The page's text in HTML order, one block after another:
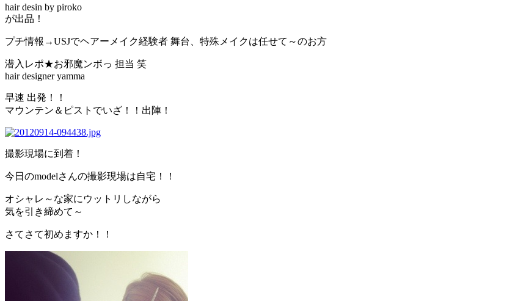
hair desin by piroko
が出品！
プチ情報→USJでヘアーメイク経験者 舞台、特殊メイクは任せて～のお方
潜入レポ★お邪魔ンボっ 担当 笑
hair designer yamma
早速 出発！！
マウンテン＆ピストでいざ！！出陣！
撮影現場に到着！
今日のmodelさんの撮影現場は自宅！！
オシャレ～な家にウットリしながら
気を引き締めて～
さてさて初めますか！！